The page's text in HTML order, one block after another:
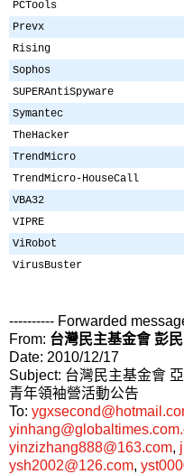
PCTools
Prevx
Rising
Sophos
SUPERAntiSpyware
Symantec
TheHacker
TrendMicro
TrendMicro-HouseCall
VBA32
VIPRE
ViRobot
VirusBuster
---------- Forwarded
From: 台灣民主基金會 彭民
Date: 2010/12/17
Subject: 台灣民主基金會
青年領袖營活動公告
To:
yinzizhang888@163.com,
ysh2002@126.com,